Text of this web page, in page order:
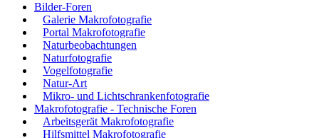
Bilder-Foren
Galerie Makrofotografie
Portal Makrofotografie
Naturbeobachtungen
Naturfotografie
Vogelfotografie
Natur-Art
Mikro- und Lichtschrankenfotografie
Makrofotografie - Technische Foren
Arbeitsgerät Makrofotografie
Hilfsmittel Makrofotografie